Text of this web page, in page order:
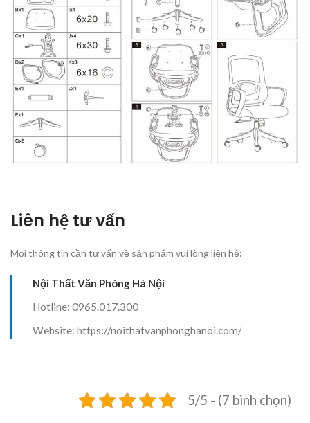
Liên hệ tư vấn
Mọi thông tin cần tư vấn về sản phẩm vui lòng liên hệ:
Nội Thất Văn Phòng Hà Nội
Hotline: 0965.017.300
Website: https://noithatvanphonghanoi.com/
5/5 - (7 bình chọn)